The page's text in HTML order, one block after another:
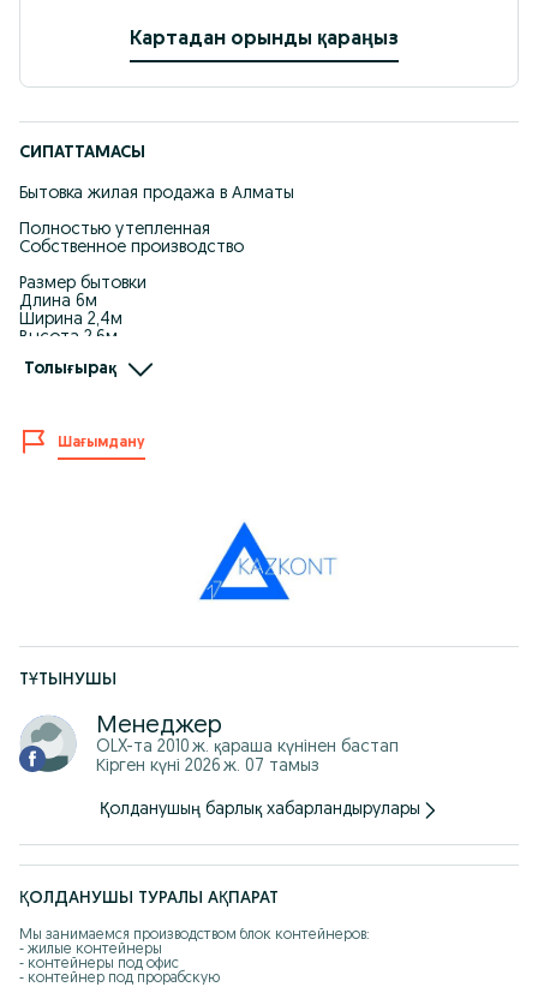
Картадан орынды қараңыз
СИПАТТАМАСЫ
Бытовка жилая продажа в Алматы
Полностью утепленная
Собственное производство
Размер бытовки
Длина 6м
Ширина 2,4м
Высота 2,6м
Имеется розетки, светильники
Звоните
Толығырақ
Шағымдану
ТҰТЫНУШЫ
Менеджер
OLX-та 2010 ж. қараша күнінен бастап
Кірген күні 2026 ж. 07 тамыз
Қолданушың барлық хабарландырулары
ҚОЛДАНУШЫ ТУРАЛЫ АҚПАРАТ
Мы занимаемся производством блок контейнеров:
- жилые контейнеры
- контейнеры под офис
- контейнер под прорабскую